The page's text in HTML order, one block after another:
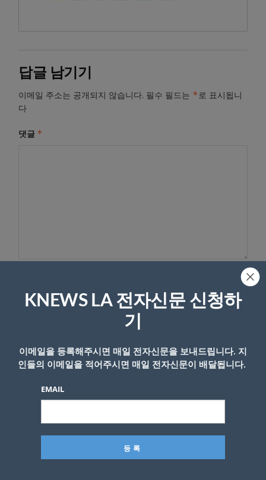
답글 남기기
이메일 주소는 공개되지 않습니다. 필수 필드는 *로 표시됩니
다
댓글 *
KNEWS LA 전자신문 신청하
기
이메일을 등록해주시면 매일 전자신문을 보내드립니다. 지
인들의 이메일을 적어주시면 매일 전자신문이 배달됩니다.
EMAIL